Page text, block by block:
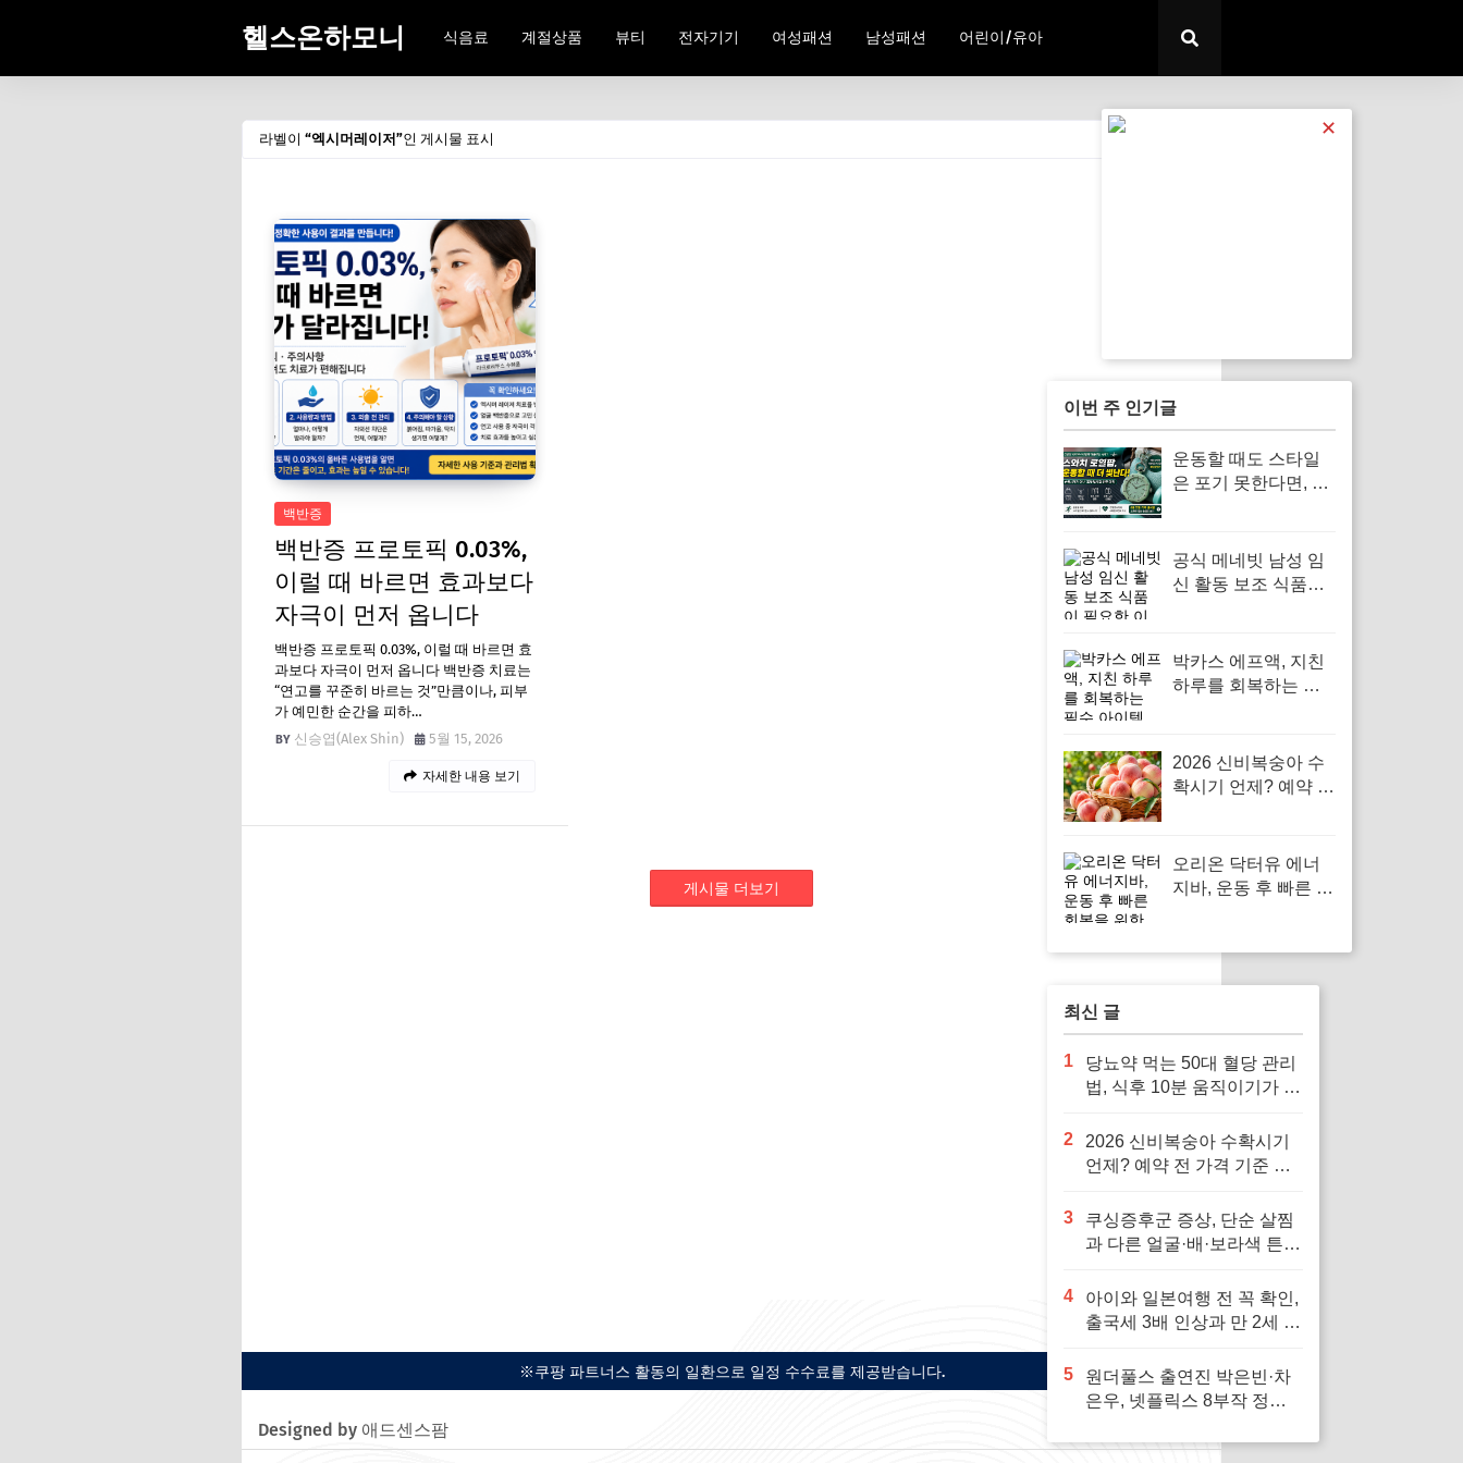
헬스온하모니 식음료 계절상품 뷰티 전자기기 여성패션 남성패션 어린이/유아
라벨이 엑시머레이저 인 게시물 표시
백반증
백반증 프로토픽 0.03%,
이럴 때 바르면 효과보다
자극이 먼저 옵니다
백반증 프로토픽 0.03%, 이럴 때 바르면 효
과보다 자극이 먼저 옵니다 백반증 치료는
“연고를 꾸준히 바르는 것”만큼이나, 피부
가 예민한 순간을 피하…
신승엽(Alex Shin)
5월 15, 2026
자세한 내용 보기
게시물 더보기
※쿠팡 파트너스 활동의 일환으로 일정 수수료를 제공받습니다.
Designed by 애드센스팜
✕
이번 주 인기글
운동할 때도 스타일
은 포기 못한다면, 스
공식 메네빗 남성 임
신 활동 보조 식품이
영양소를 지원하기
때문입니다.
박카스 에프액, 지친
하루를 회복하는 필
2026 신비복숭아 수
확시기 언제? 예약 전
오리온 닥터유 에너
지바, 운동 후 빠른 회
최신 글
1
당뇨약 먹는 50대 혈당 관리
법, 식후 10분 움직이기가 답
2
2026 신비복숭아 수확시기
언제? 예약 전 가격 기준 모
3
쿠싱증후군 증상, 단순 살찜
과 다른 얼굴·배·보라색 튼살
4
아이와 일본여행 전 꼭 확인,
출국세 3배 인상과 만 2세 미
5
원더풀스 출연진 박은빈·차
은우, 넷플릭스 8부작 정보